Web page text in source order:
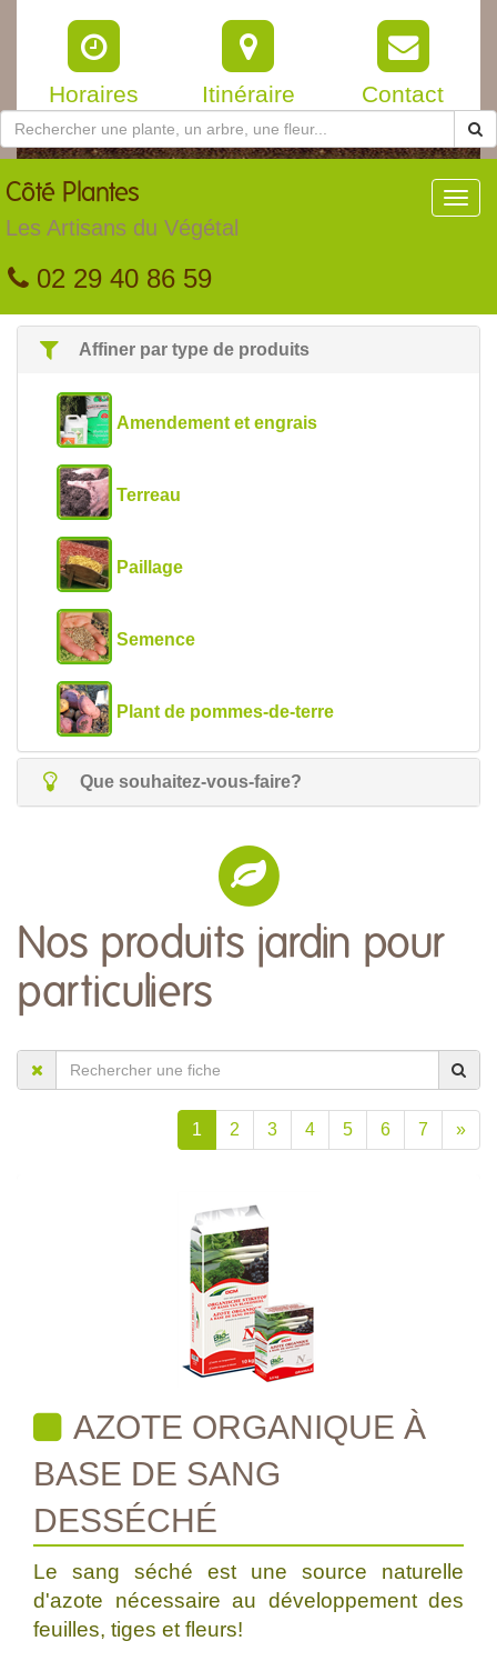
Horaires Itinéraire Contact
Côté Plantes
Les Artisans du Végétal
02 29 40 86 59
Affiner par type de produits
Amendement et engrais
Terreau
Paillage
Semence
Plant de pommes-de-terre
Que souhaitez-vous-faire?
Nos produits jardin pour
particuliers
1 2 3 4 5 6 7 »
AZOTE ORGANIQUE À
BASE DE SANG
DESSÉCHÉ
Le sang séché est une source naturelle
d'azote nécessaire au développement des
feuilles, tiges et fleurs!